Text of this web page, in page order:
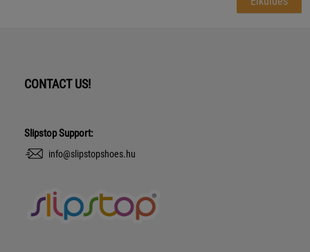
CONTACT US!
Slipstop Support:
info@slipstopshoes.hu